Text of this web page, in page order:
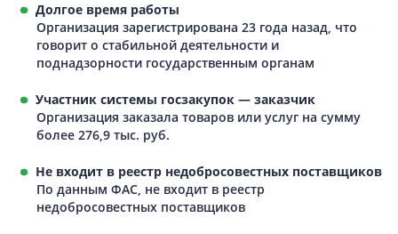
Долгое время работы
Организация зарегистрирована 23 года назад, что
говорит о стабильной деятельности и
поднадзорности государственным органам
Участник системы госзакупок — заказчик
Организация заказала товаров или услуг на сумму
более 276,9 тыс. руб.
Не входит в реестр недобросовестных поставщиков
По данным ФАС, не входит в реестр
недобросовестных поставщиков